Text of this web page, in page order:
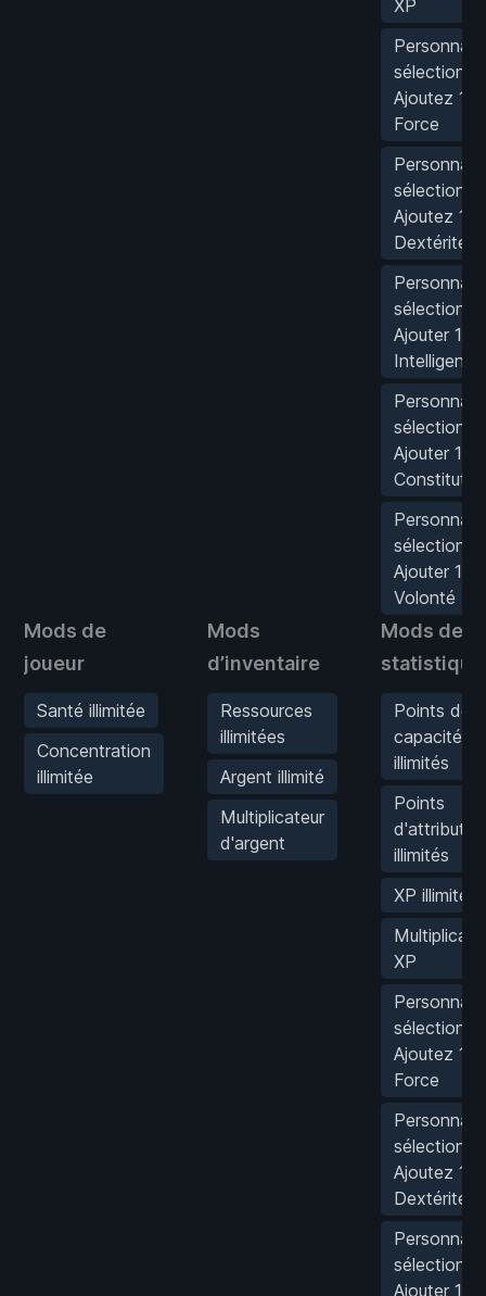
XP
Ajoutez 1
Force
Ajoutez 1
Dextérité
Ajouter 1
Intelligence
Ajouter 1
Ajouter 1
Volonté
Mods de
joueur
Santé illimitée
Concentration
illimitée
Mods
d’inventaire
Ressources
illimitées
Argent illimité
Multiplicateur
d'argent
Mods de
Points de
capacité
illimités
Points
d'attribut
illimités
XP illimité
XP
Ajoutez 1
Force
Ajoutez 1
Dextérité
Ajouter 1